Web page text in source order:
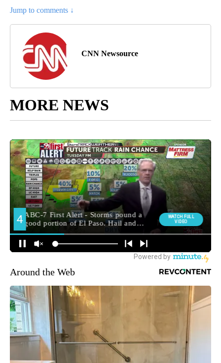
Jump to comments ↓
CNN Newsource
MORE NEWS
Around the Web